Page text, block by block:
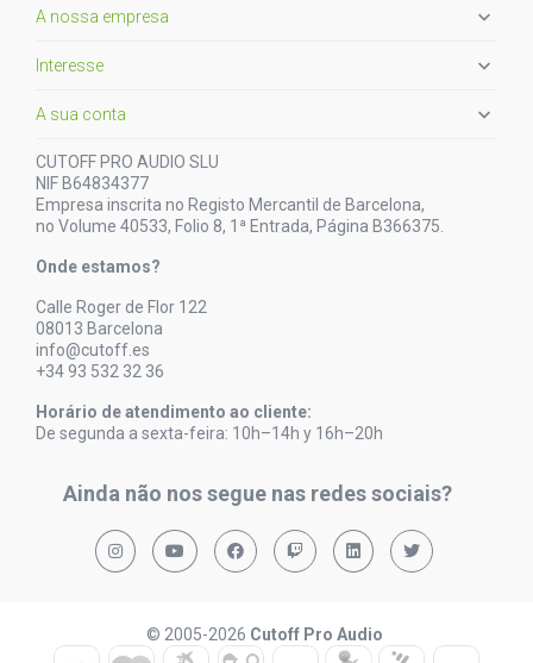
A nossa empresa 
Interesse 
A sua conta 
CUTOFF PRO AUDIO SLU
NIF B64834377
Empresa inscrita no Registo Mercantil de Barcelona,
no Volume 40533, Folio 8, 1ª Entrada, Página B366375.
Onde estamos?
Calle Roger de Flor 122
08013 Barcelona
info@cutoff.es
+34 93 532 32 36
Horário de atendimento ao cliente:
De segunda a sexta-feira: 10h–14h y 16h–20h
Ainda não nos segue nas redes sociais?
© 2005-2026 Cutoff Pro Audio